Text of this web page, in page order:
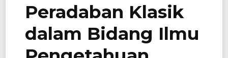
Peradaban Klasik
dalam Bidang Ilmu